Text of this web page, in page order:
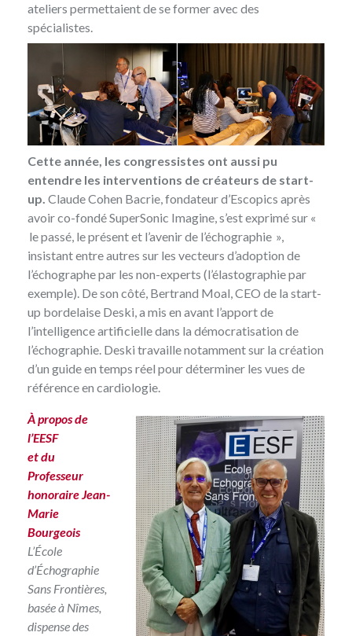
ateliers permettaient de se former avec des
spécialistes.
Cette année, les congressistes ont aussi pu
entendre les interventions de créateurs de start-
up. Claude Cohen Bacrie, fondateur d’Escopics après
avoir co-fondé SuperSonic Imagine, s’est exprimé sur «
le passé, le présent et l’avenir de l’échographie »,
insistant entre autres sur les vecteurs d’adoption de
l’échographe par les non-experts (l’élastographie par
exemple). De son côté, Bertrand Moal, CEO de la start-
up bordelaise Deski , a mis en avant l’apport de
l’intelligence artificielle dans la démocratisation de
l’échographie. Deski travaille notamment sur la création
d’un guide en temps réel pour déterminer les vues de
référence en cardiologie.
À propos de
l’EESF
et du
Professeur
honoraire Jean-
Marie
Bourgeois
L’École
d’Échographie
Sans Frontières
basée à Nîmes,
dispense des